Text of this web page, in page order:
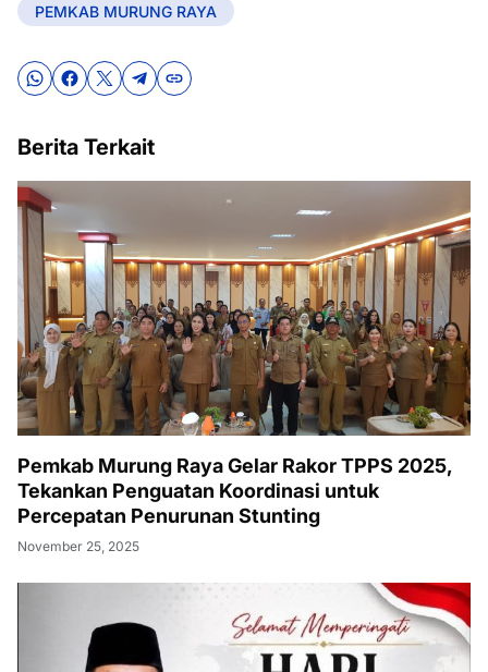
PEMKAB MURUNG RAYA
Berita Terkait
Pemkab Murung Raya Gelar Rakor TPPS 2025,
Tekankan Penguatan Koordinasi untuk
Percepatan Penurunan Stunting
November 25, 2025